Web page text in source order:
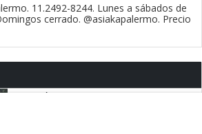
11.2492-8244. Lunes a sábados de
cerrado. @asiakapalermo. Precio
MARTÍN MENEM SOBRE LA